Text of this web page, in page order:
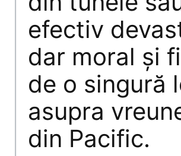
efectiv
dar moral și
de o singură
asupra
din Pacific.